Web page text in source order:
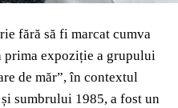
fără să fi marcat cumva
prima expoziție a grupului
de măr”, în contextul
sumbrului 1985, a fost un